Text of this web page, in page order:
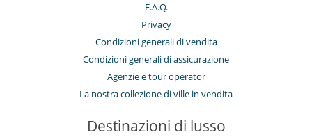
F.A.Q.
Privacy
Condizioni generali di vendita
Condizioni generali di assicurazione
Agenzie e tour operator
La nostra collezione di ville in vendita
Destinazioni di lusso